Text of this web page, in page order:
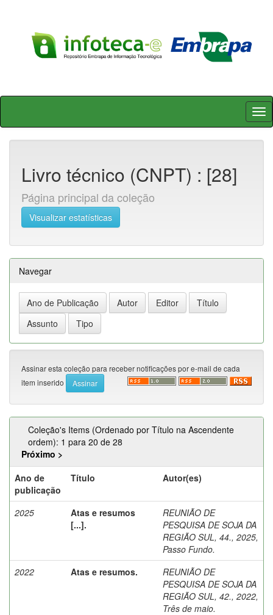
Skip
Livro técnico (CNPT) : [28]
Página principal da coleção
Visualizar estatísticas
Navegar
Assinar esta coleção para receber notificações por e-mail de cada
item inserido
Coleção's Items (Ordenado por Título na Ascendente
ordem): 1 para 20 de 28
Próximo >
Ano de
publicação
Título Autor(es)
2025
Atas e resumos
[...].
REUNIÃO DE
PESQUISA DE SOJA DA
REGIÃO SUL, 44., 2025,
Passo Fundo.
2022
Atas e resumos.
REUNIÃO DE
PESQUISA DE SOJA DA
REGIÃO SUL, 42., 2022,
Três de maio.